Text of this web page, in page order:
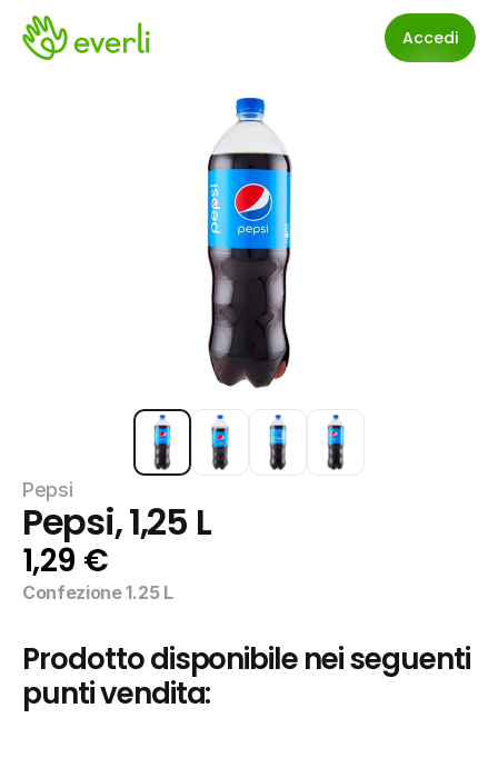
Accedi
Pepsi
Pepsi, 1,25 L
1,29 €
Confezione 1.25 L
Prodotto disponibile nei seguenti
punti vendita: